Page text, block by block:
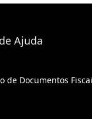
de Documentos